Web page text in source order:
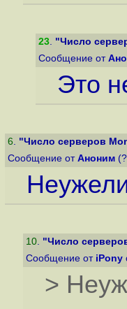
23. "Число
Сообщение от
Это
6. "Число серверов
Сообщение от Аноним
10. "Число
Сообщение от iPony
>